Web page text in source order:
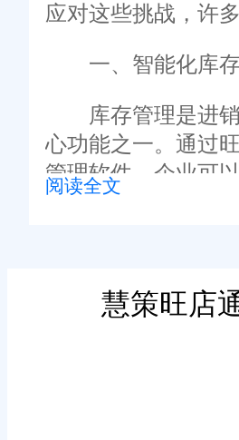
应对这些挑战，许
进销存管理软件因
和易用性而备受青
讨如何通过优化旺
理软件来提升金山
效率。
一、智能化库存
库存管理是进销
心功能之一。通过
管理软件，企业可
控库存状态，避免
存信息一目了然。
警功能能够在库存
二、高效订单
阅读全文
慧策旺店